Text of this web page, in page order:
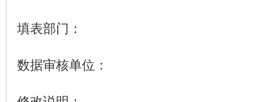
填表部门：
数据审核单位：